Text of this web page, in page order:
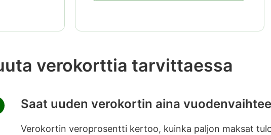
verokorttia tarvittaessa
Saat uuden verokortin aina
Verokortin veroprosentti kertoo, kuinka paljon maksat